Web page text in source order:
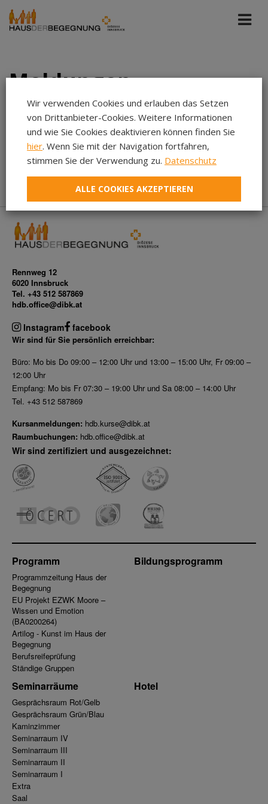
Meldungen
Haus der Begegnung Jedes Datum
Aug 2026
Jul 2026
Jun 2026
Mai 2026
In diesem Zeitraum wurden keine Meldungen gefunden...
Rennweg 12
6020 Innsbruck
Tel. +43 512 587869
hdb.office@dibk.at
Instagram facebook
Wir sind für Sie persönlich erreichbar:
Büro: Mo bis Do 09:00 – 12:00 Uhr und 13:00 – 15:00 Uhr, Fr 09:00 –
12:00 Uhr
Empfang: Mo bis Fr 07:30 – 19:00 Uhr und Sa 08:00 – 14:00 Uhr
Tel. +43 512 587869
Kursanmeldungen: hdb.kurse@dibk.at
Raumbuchungen: hdb.office@dibk.at
Wir sind zertifiziert und ausgezeichnet:
Programm
Programmzeitung Haus der
Begegnung
EU Projekt EZWK Moore –
Wissen und Emotion
(BA0200264)
Artilog - Kunst im Haus der
Begegnung
Berufsreifeprüfung
Ständige Gruppen
Bildungsprogramm
Seminarräume
Gesprächsraum Rot/Gelb
Gesprächsraum Grün/Blau
Kaminzimmer
Seminarraum IV
Seminarraum III
Seminarraum II
Seminarraum I
Extra
Saal
Hotel
Wir verwenden Cookies und erlauben das Setzen
von Drittanbieter-Cookies. Weitere Informationen
und wie Sie Cookies deaktivieren können finden Sie
hier. Wenn Sie mit der Navigation fortfahren,
stimmen Sie der Verwendung zu. Datenschutz
ALLE COOKIES AKZEPTIEREN